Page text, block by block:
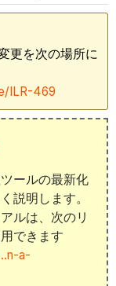
更を次の場所に
ILR-469
ールの最新化
説明します。
ルは、次のリ
できます
a-